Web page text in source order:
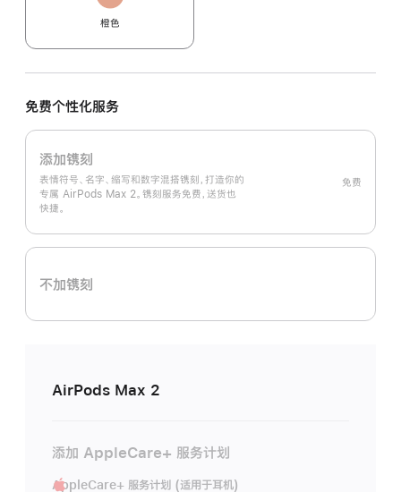
橙色
免费个性化服务
添加镌刻
表情符号、名字、缩写和数字混搭镌刻，打造你的
专属 AirPods Max 2。镌刻服务免费，送货也
快捷。
免费
不加镌刻
AirPods Max 2
添加 AppleCare+ 服务计划
AppleCare+ 服务计划 (适用于耳机)